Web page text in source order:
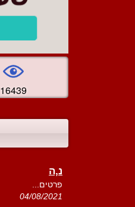
16439
נ,ה
פרטים...
04/08/2021